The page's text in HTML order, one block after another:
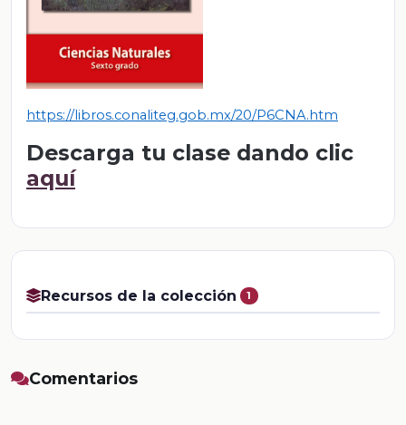
https://libros.conaliteg.gob.mx/20/P6CNA.htm
Descarga tu clase dando clic
aquí
Recursos de la colección 1
Comentarios